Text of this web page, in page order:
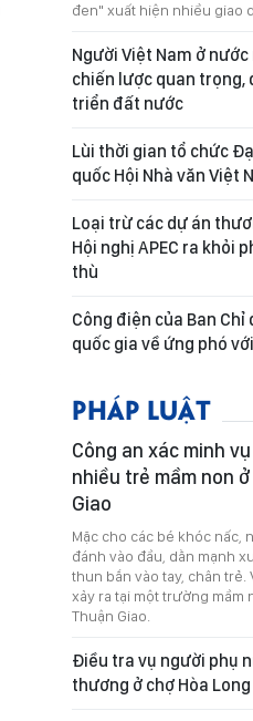
đen" xuất hiện nhiều giao
Người Việt Nam ở
chiến lược quan trọng,
triển đất nước
Lùi thời gian tổ chức
quốc Hội Nhà văn Việt
Loại trừ các dự án
Hội nghị APEC ra khỏi
thù
Công điện của Ban
quốc gia về ứng phó
PHÁP LUẬT
Công an xác minh
nhiều trẻ mầm non
Giao
Mặc cho các bé khóc nấc,
đánh vào đầu, dằn mạnh
thun bắn vào tay, chân
xảy ra tại một trường mầm
Thuận Giao.
Điều tra vụ người phụ
thương ở chợ Hòa Long